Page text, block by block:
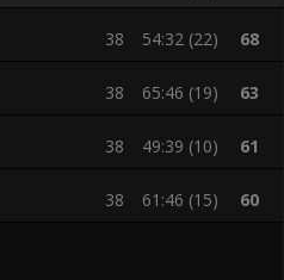
38 54:32 (22) 68
38 65:46 (19) 63
38 49:39 (10) 61
38 61:46 (15) 60